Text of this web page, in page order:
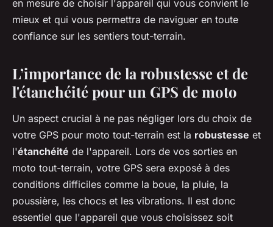
en mesure de choisir l'appareil qui vous convient le
mieux et qui vous permettra de naviguer en toute
confiance sur les sentiers tout-terrain.
L’importance de la robustesse et de
l'étanchéité pour un GPS de moto
Un aspect crucial à ne pas négliger lors du choix de
votre GPS pour moto tout-terrain est la robustesse et
l'étanchéité de l'appareil. Lors de vos sorties en
moto tout-terrain, votre GPS sera exposé à des
conditions difficiles comme la boue, la pluie, la
poussière, les chocs et les vibrations. Il est donc
essentiel que l'appareil que vous choisissez soit